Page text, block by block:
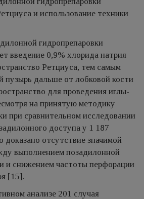
и использование техники
гидропрепаровки
введение 0,9% хлорида натрия
Ретциуса, тем самым
пузырь дальше от лобковой кости
для проведения иглы-
на принятую методику
при сравнительном исследовании
доступа у 1 187
доказано отсутствие значимой
выполнением позадилонной
и снижением частоты перфорации
[15].
анализе 201 случая